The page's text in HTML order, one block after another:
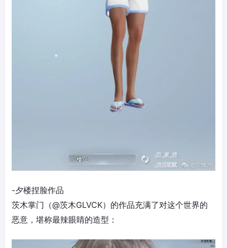
-夕楼捏脸作品
茨木掌门（@茨木GLVCK）的作品充满了对这个世界的
恶意，堪称最辣眼睛的造型：